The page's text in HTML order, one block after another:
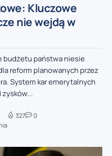
Kluczowe
nie wejdą w
budżetu państwa niesie
reform planowanych przez
System kar emerytalnych
327 0